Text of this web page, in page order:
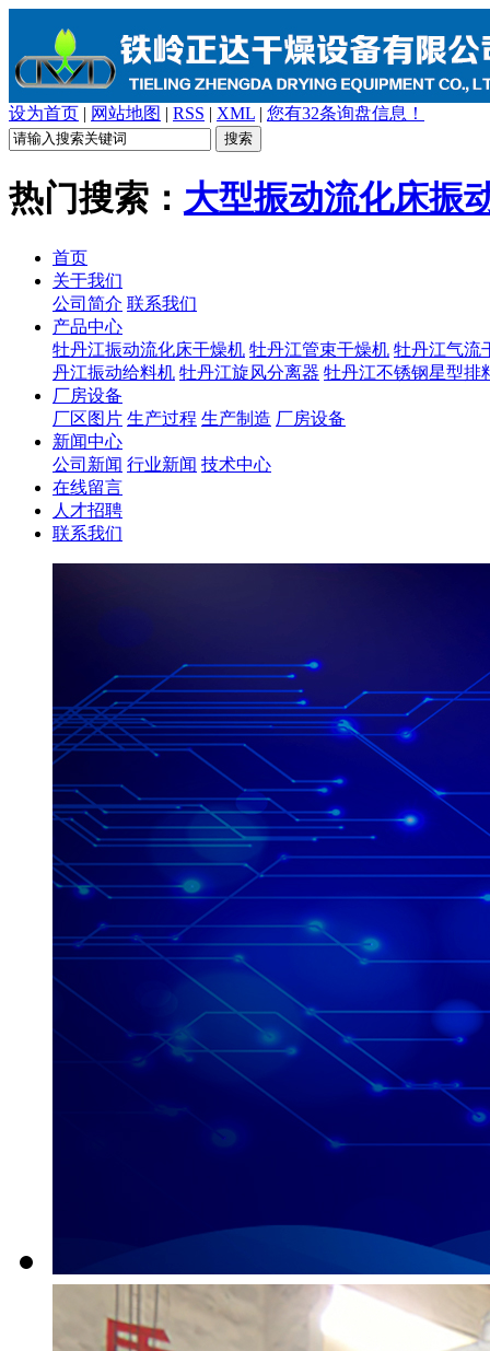
设为首页 | 网站地图 | RSS | XML | 您有32条询盘信息！
热门搜索： 大型振动流化床振
首页
关于我们
公司简介 联系我们
产品中心
牡丹江振动流化床干燥机 牡丹江管束干燥机 牡丹江气流
丹江振动给料机 牡丹江旋风分离器 牡丹江不锈钢星型排
厂房设备
厂区图片 生产过程 生产制造 厂房设备
新闻中心
公司新闻 行业新闻 技术中心
在线留言
人才招聘
联系我们